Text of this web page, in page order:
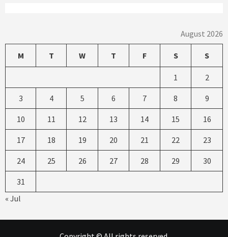
August 2026
M T W T F S S
1 2
3 4 5 6 7 8 9
10 11 12 13 14 15 16
17 18 19 20 21 22 23
24 25 26 27 28 29 30
31
« Jul